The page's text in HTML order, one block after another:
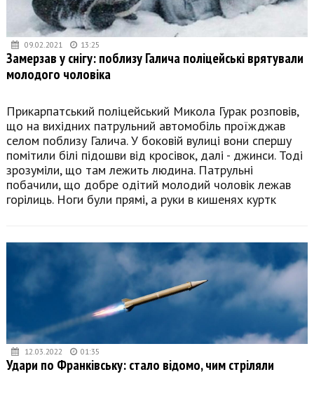
09.02.2021 13:25
Замерзав у снігу: поблизу Галича поліцейські врятували
молодого чоловіка
Прикарпатський поліцейський Микола Гурак розповів,
що на вихідних патрульний автомобіль проїжджав
селом поблизу Галича. У боковій вулиці вони спершу
помітили білі підошви від кросівок, далі - джинси. Тоді
зрозуміли, що там лежить людина. Патрульні
побачили, що добре одітий молодий чоловік лежав
горілиць. Ноги були прямі, а руки в кишенях куртк
12.03.2022 01:35
Удари по Франківську: стало відомо, чим стріляли